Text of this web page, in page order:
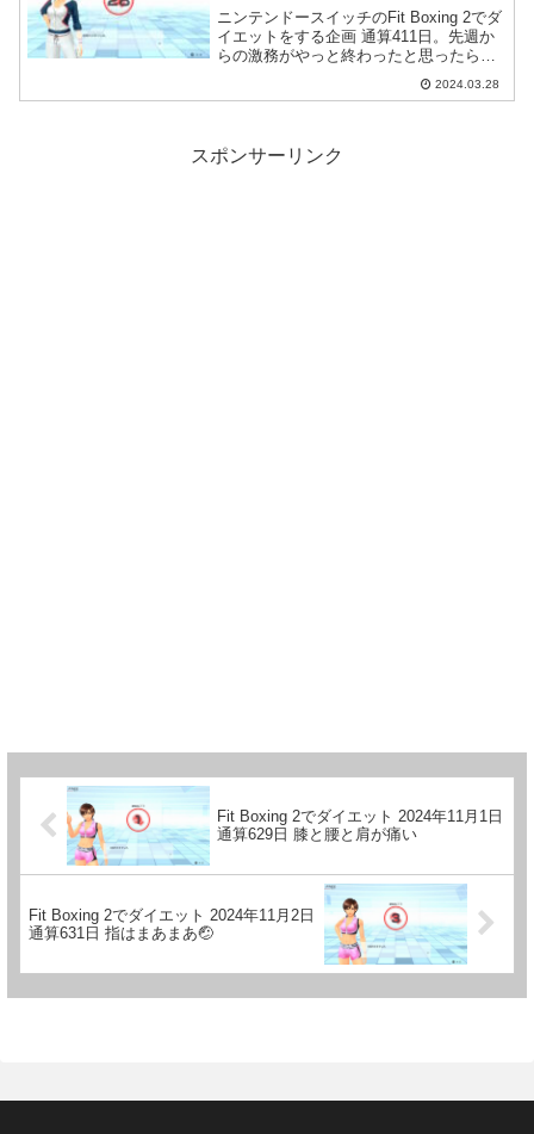
ニンテンドースイッチのFit Boxing 2でダ
イエットをする企画 通算411日。先週か
らの激務がやっと終わったと思ったらま
た来週から忙しくなるらしい。 2024.03.28
スポンサーリンク
Fit Boxing 2でダイエット 2024年11月1日
通算629日 膝と腰と肩が痛い
Fit Boxing 2でダイエット 2024年11月2日
通算631日 指はまあまあ🤕